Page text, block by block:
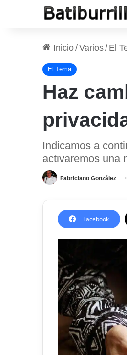
Inicio/Varios/ El
El Tema
Haz
Indicamos a
activaremos una
Fabriciano González
Facebook